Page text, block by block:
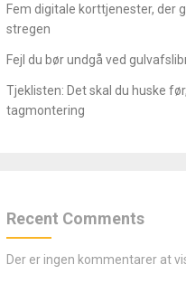
Fem digitale korttjenester, der
stregen
Fejl du bør undgå ved
Tjeklisten: Det skal du huske
tagmontering
Recent Comments
Der er ingen kommentarer at